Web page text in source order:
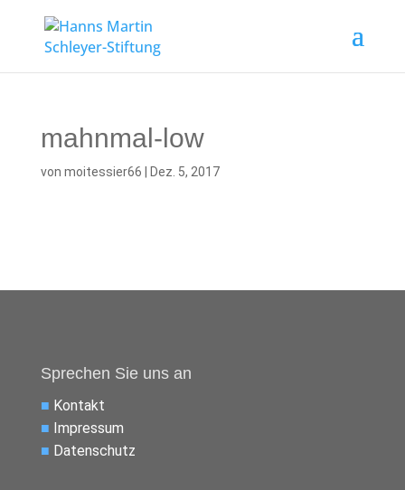
mahnmal-low
von moitessier66 Dez. 5, 2017
Sprechen Sie uns an
■ Kontakt
■ Impressum
■ Datenschutz